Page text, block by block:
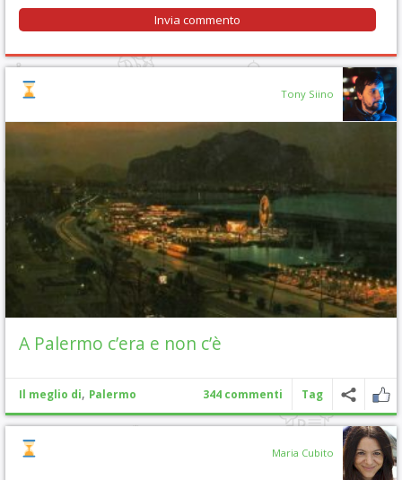
Tony Siino
A Palermo c’era e non c’è
Il meglio di, Palermo 344 commenti Tag
Maria Cubito